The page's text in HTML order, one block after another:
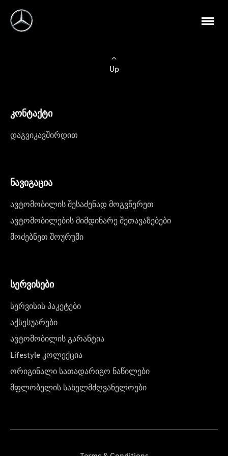
Up
კონტაქტი
დაგვიკავშირდით
ნავიგაცია
ავტომობილის შესაძენად მოგვწერეთ
ავტომობილების მიმდინარე შეთავაზებები
მოძებნეთ შოურუმი
სერვისები
სერვისის პაკეტები
აქსესუარები
ავტომობილის გარანტია
Lifestyle კოლექცია
ორიგინალი სათადარიგო ნაწილები
მფლობელის სახელმძღვანელოები